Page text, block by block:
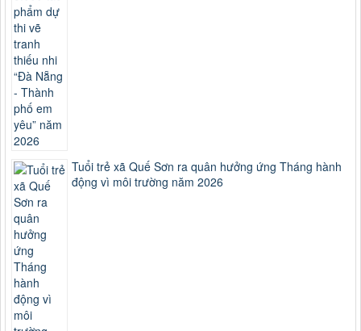
Tuổi trẻ xã Quế Sơn ra quân hưởng ứng Tháng hành
động vì môi trường năm 2026